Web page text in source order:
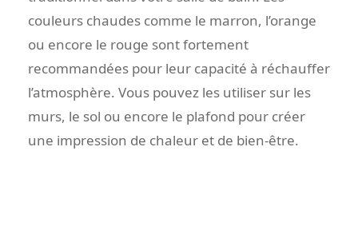
couleurs chaudes comme le marron, l’orange
ou encore le rouge sont fortement
recommandées pour leur capacité à réchauffer
l’atmosphère. Vous pouvez les utiliser sur les
murs, le sol ou encore le plafond pour créer
une impression de chaleur et de bien-être.